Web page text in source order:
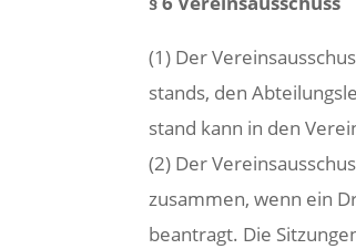
(1) Der
stands, den
stand kann in den
(2) Der
zusammen, wenn ein
beantragt. Die